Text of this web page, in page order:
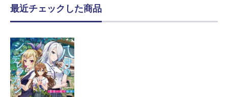
最近チェックした商品